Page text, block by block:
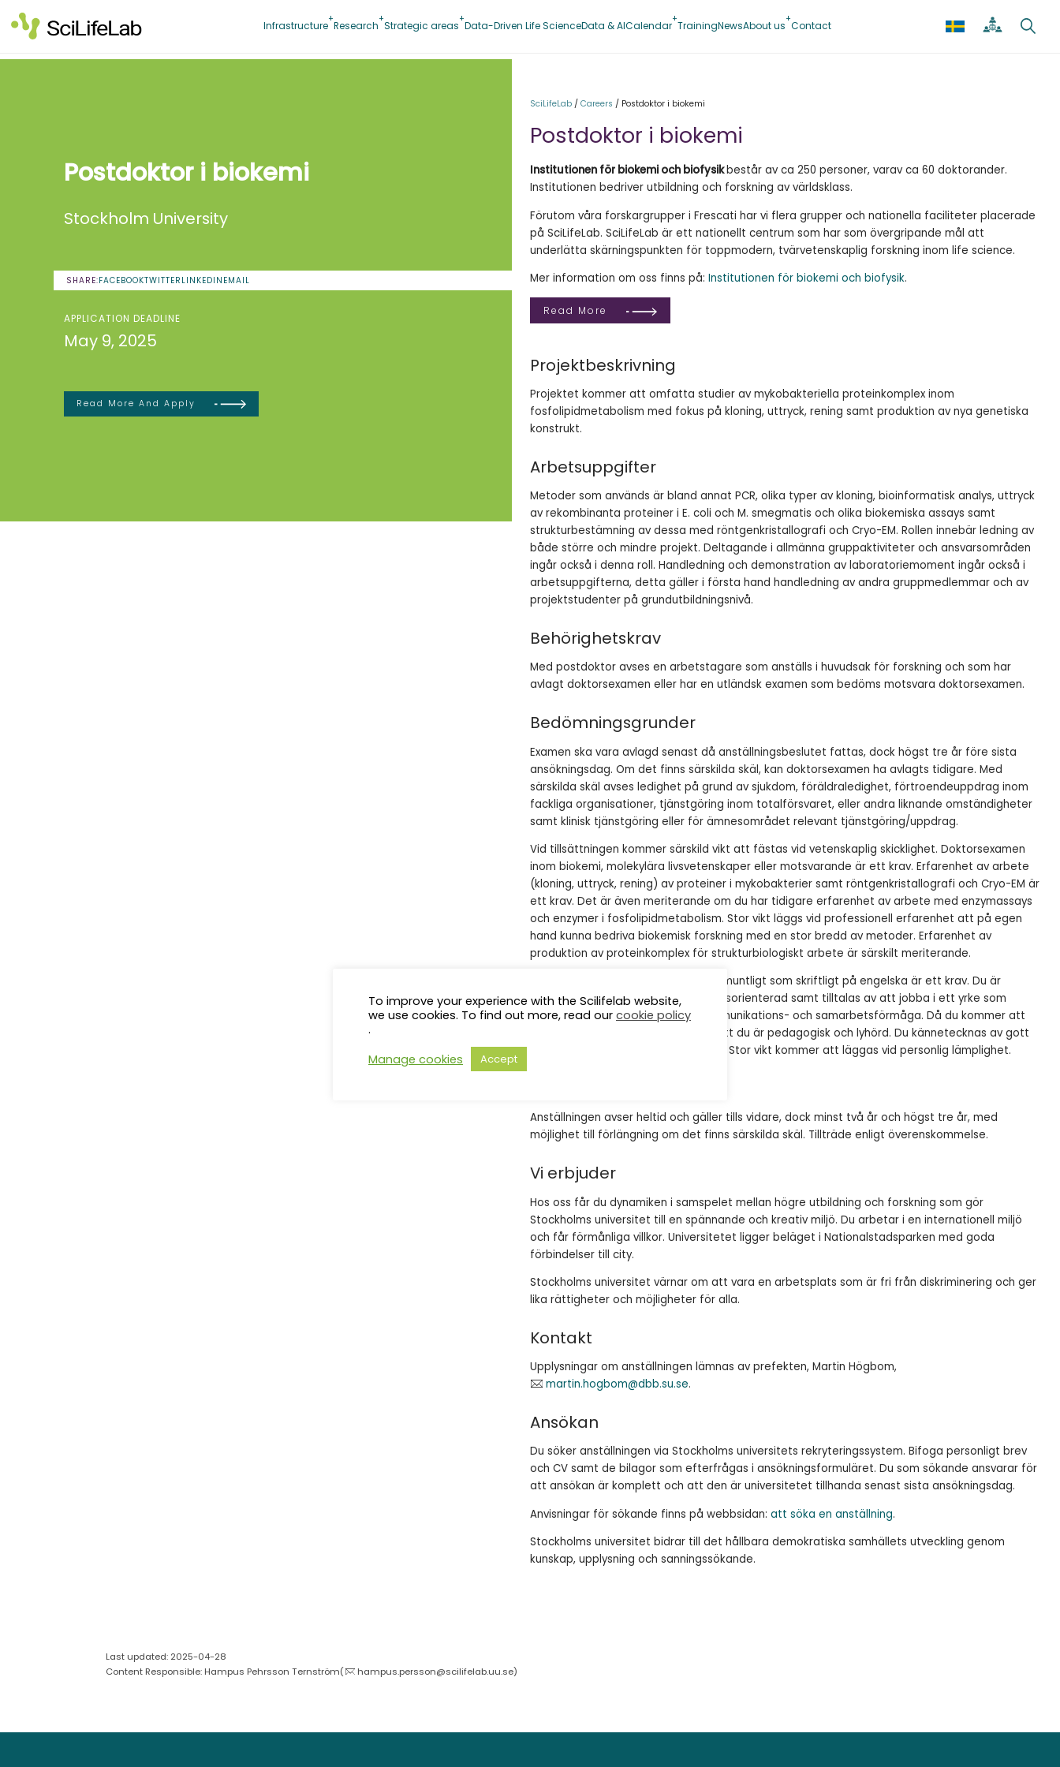
content
Infrastructure Research Strategic areas Data-Driven Life ScienceData & AICalendar TrainingNewsAbout us Contact
Postdoktor i biokemi
Stockholm University
SHARE:FACEBOOKTWITTER LINKEDIN EMAIL
APPLICATION DEADLINE
May 9, 2025
Read More And Apply
SciLifeLab / Careers / Postdoktor i biokemi
Postdoktor i biokemi
Institutionen för biokemi och biofysikbestår av ca 250 personer, varav ca 60 doktorander.
Institutionen bedriver utbildning och forskning av världsklass.
Förutom våra forskargrupper i Frescati har vi flera grupper och nationella faciliteter placerade
på SciLifeLab. SciLifeLab är ett nationellt centrum som har som övergripande mål att
underlätta skärningspunkten för toppmodern, tvärvetenskaplig forskning inom life science.
Mer information om oss finns på: Institutionen för biokemi och biofysik.
Read More
Projektbeskrivning
Projektet kommer att omfatta studier av mykobakteriella proteinkomplex inom
fosfolipidmetabolism med fokus på kloning, uttryck, rening samt produktion av nya genetiska
konstrukt.
Arbetsuppgifter
Metoder som används är bland annat PCR, olika typer av kloning, bioinformatisk analys, uttryck
av rekombinanta proteiner i E. coli och M. smegmatis och olika biokemiska assays samt
strukturbestämning av dessa med röntgenkristallografi och Cryo-EM. Rollen innebär ledning av
både större och mindre projekt. Deltagande i allmänna gruppaktiviteter och ansvarsområden
ingår också i denna roll. Handledning och demonstration av laboratoriemoment ingår också i
arbetsuppgifterna, detta gäller i första hand handledning av andra gruppmedlemmar och av
projektstudenter på grundutbildningsnivå.
Behörighetskrav
Med postdoktor avses en arbetstagare som anställs i huvudsak för forskning och som har
avlagt doktorsexamen eller har en utländsk examen som bedöms motsvara doktorsexamen.
Bedömningsgrunder
Examen ska vara avlagd senast då anställningsbeslutet fattas, dock högst tre år före sista
ansökningsdag. Om det finns särskilda skäl, kan doktorsexamen ha avlagts tidigare. Med
särskilda skäl avses ledighet på grund av sjukdom, föräldraledighet, förtroendeuppdrag inom
fackliga organisationer, tjänstgöring inom totalförsvaret, eller andra liknande omständigheter
samt klinisk tjänstgöring eller för ämnesområdet relevant tjänstgöring/uppdrag.
Vid tillsättningen kommer särskild vikt att fästas vid vetenskaplig skicklighet. Doktorsexamen
inom biokemi, molekylära livsvetenskaper eller motsvarande är ett krav. Erfarenhet av arbete
(kloning, uttryck, rening) av proteiner i mykobakterier samt röntgenkristallografi och Cryo-EM är
ett krav. Det är även meriterande om du har tidigare erfarenhet av arbete med enzymassays
och enzymer i fosfolipidmetabolism. Stor vikt läggs vid professionell erfarenhet att på egen
hand kunna bedriva biokemisk forskning med en stor bredd av metoder. Erfarenhet av
produktion av proteinkomplex för strukturbiologiskt arbete är särskilt meriterande.
God förmåga att uttrycka sig såväl muntligt som skriftligt på engelska är ett krav. Du är
ansvarstagande och problemlösningsorienterad samt tilltalas av att jobba i ett yrke som
ställer höga krav på flexibilitet, kommunikations- och samarbetsförmåga. Då du kommer att
handleda studenter, är det viktigt att du är pedagogisk och lyhörd. Du kännetecknas av gott
ordningssinne och stor noggrannhet. Stor vikt kommer att läggas vid personlig lämplighet.
Anställningen avser heltid och gäller tills vidare, dock minst två år och högst tre år, med
möjlighet till förlängning om det finns särskilda skäl. Tillträde enligt överenskommelse.
Vi erbjuder
Hos oss får du dynamiken i samspelet mellan högre utbildning och forskning som gör
Stockholms universitet till en spännande och kreativ miljö. Du arbetar i en internationell miljö
och får förmånliga villkor. Universitetet ligger beläget i Nationalstadsparken med goda
förbindelser till city.
Stockholms universitet värnar om att vara en arbetsplats som är fri från diskriminering och ger
lika rättigheter och möjligheter för alla.
Kontakt
Upplysningar om anställningen lämnas av prefekten, Martin Högbom,
martin.hogbom@dbb.su.se.
Ansökan
Du söker anställningen via Stockholms universitets rekryteringssystem. Bifoga personligt brev
och CV samt de bilagor som efterfrågas i ansökningsformuläret. Du som sökande ansvarar för
att ansökan är komplett och att den är universitetet tillhanda senast sista ansökningsdag.
Anvisningar för sökande finns på webbsidan: att söka en anställning.
Stockholms universitet bidrar till det hållbara demokratiska samhällets utveckling genom
kunskap, upplysning och sanningssökande.
Last updated: 2025-04-28
Content Responsible: Hampus Pehrsson Ternström(
hampus.persson@scilifelab.uu.se)
To improve your experience with the Scilifelab website,
we use cookies. To find out more, read our cookie policy
.
Manage cookies
Accept